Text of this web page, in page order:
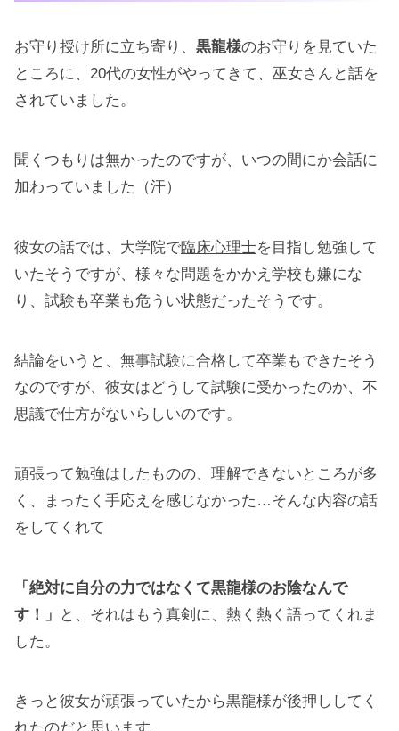
お守り授け所に立ち寄り、 黒龍様のお守りを見ていた
ところに、20代の女性がやってきて、巫女さんと話を
されていました。
聞くつもりは無かったのですが、いつの間にか会話に
加わっていました（汗）
彼女の話では、大学院で臨床心理士を目指し勉強して
いたそうですが、様々な問題をかかえ学校も嫌にな
り、試験も卒業も危うい状態だったそうです。
結論をいうと、無事試験に合格して卒業もできたそう
なのですが、彼女はどうして試験に受かったのか、不
思議で仕方がないらしいのです。
頑張って勉強はしたものの、理解できないところが多
く、まったく手応えを感じなかった…そんな内容の話
をしてくれて
「絶対に自分の力ではなくて黒龍様のお陰なんで
す！」
と、それはもう真剣に、熱く熱く語ってくれま
した。
きっと彼女が頑張っていたから黒龍様が後押ししてく